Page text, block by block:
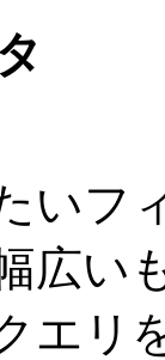
いフ
広い
エリ